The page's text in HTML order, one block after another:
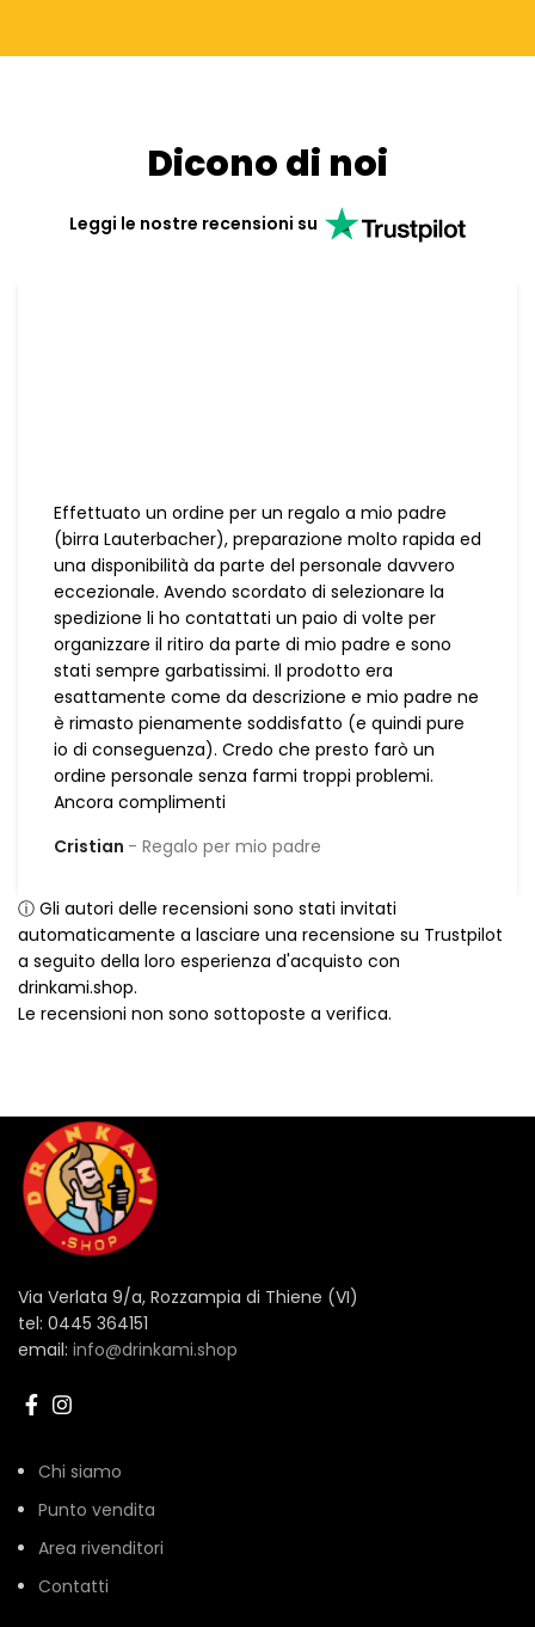
Dicono di noi
Leggi le nostre recensioni su
Effettuato un ordine per un regalo a mio padre
(birra Lauterbacher), preparazione molto rapida ed
una disponibilità da parte del personale davvero
eccezionale. Avendo scordato di selezionare la
spedizione li ho contattati un paio di volte per
organizzare il ritiro da parte di mio padre e sono
stati sempre garbatissimi. Il prodotto era
esattamente come da descrizione e mio padre ne
è rimasto pienamente soddisfatto (e quindi pure
io di conseguenza). Credo che presto farò un
ordine personale senza farmi troppi problemi.
Ancora complimenti
Cristian
Regalo per mio padre
ⓘ Gli autori delle recensioni sono stati invitati
automaticamente a lasciare una recensione su Trustpilot
a seguito della loro esperienza d'acquisto con
drinkami.shop.
Le recensioni non sono sottoposte a verifica.
Via Verlata 9/a, Rozzampia di Thiene (VI)
tel: 0445 364151
email: info@drinkami.shop
Chi siamo
Punto vendita
Area rivenditori
Contatti